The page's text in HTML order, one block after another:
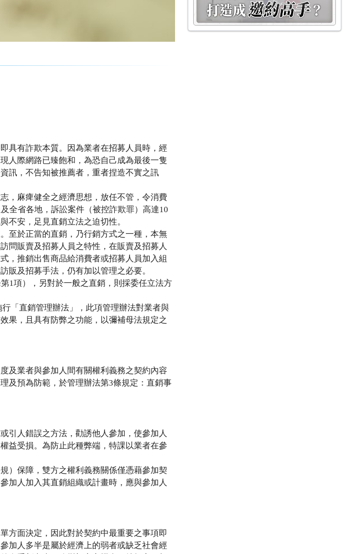
具有詐欺本質。因為業者在招募人員時，經
人際網路已臻飽和，為恐自己成為最後一隻
訊，不告知被推薦者，重者捏造不實之訊
，麻痺健全之經濟思想，放任不管，令消費
全省各地，訴訟案件（被控詐欺罪）高達10
不安，足見直銷立法之迫切性。
至於正當的直銷，乃行銷方式之一種，本無
問販賣及招募人員之特性，在販賣及招募人
，推銷出售商品給消費者或招募人員加入組
販及招募手法，仍有加以管理之必要。
1項），另對於一般之直銷，則採委任立法方
「直銷管理辦法」，此項管理辦法對業者與
果，且具有防弊之功能，以彌補母法規定之
及業者與參加人間有關權利義務之契約內容
及預為防範，於管理辦法第3條規定：直銷事
引人錯誤之方法，勸誘他人參加，使參加人
益受損。為防止此種弊端，特課以業者在參
）保障，雙方之權利義務關係僅憑藉參加契
加人加入其直銷組織或計畫時，應與參加人
方面決定，因此對於契約中最重要之事項即
加人多半是屬於經濟上的弱者或缺乏社會經